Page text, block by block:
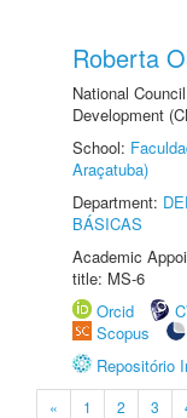
Roberta
National
Development
School:
Araçatuba)
Department:
BÁSICAS
Academic
title: MS-6
Orcid
Scopus
Repositório
« 1 2 3